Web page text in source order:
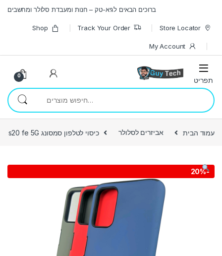
ברוכים הבאים לגיא-טק – חנות ומעבדת סלולר ומחשבים
Store Locator
Track Your Order
Shop
My Account
0
חיפוש עבור:
עמוד הבית אביזרים לסלולר כיסוי לטלפון סמסונג s20 fe 5G
-
20%